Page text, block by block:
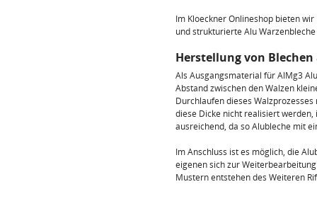
Im Kloeckner Onlineshop bieten
und strukturierte Alu
Herstellung von Blechen
Als Ausgangsmaterial für AlMg3
Abstand zwischen den Walzen
Durchlaufen dieses
diese Dicke nicht realisiert
ausreichend, da so Alubleche mit
Im Anschluss ist es möglich, die
eigenen sich zur
Mustern entstehen des Weiteren